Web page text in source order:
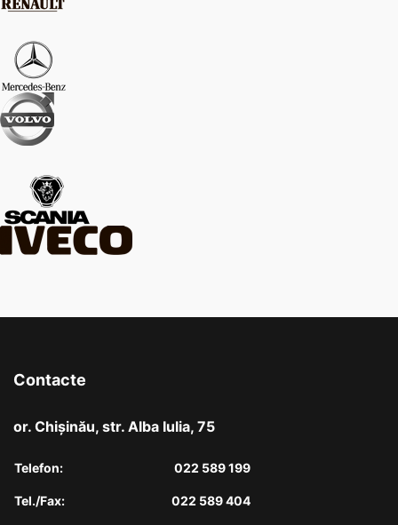
Contacte
or. Chişinău, str. Alba Iulia, 75
Telefon: 022 589 199
Tel./Fax: 022 589 404